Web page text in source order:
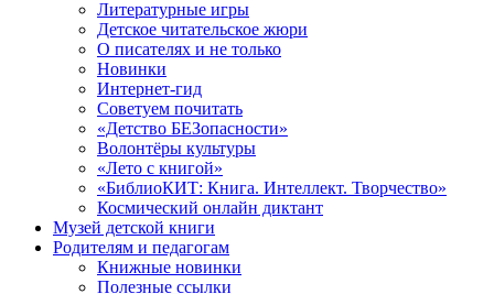
Литературные игры
Детское читательское жюри
О писателях и не только
Новинки
Интернет-гид
Советуем почитать
«Детство БЕЗопасности»
Волонтёры культуры
«Лето с книгой»
«БиблиоКИТ: Книга. Интеллект. Творчество»
Космический онлайн диктант
Музей детской книги
Родителям и педагогам
Книжные новинки
Полезные ссылки